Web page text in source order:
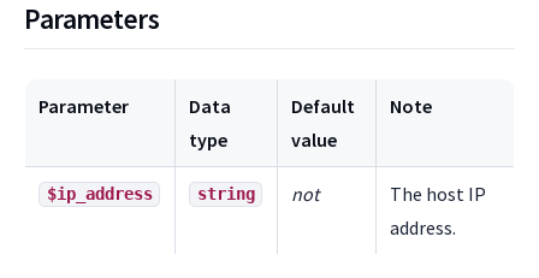
Parameters
Parameter
Data
type
Default
value
Note
$ip_address string not
The host IP
address.